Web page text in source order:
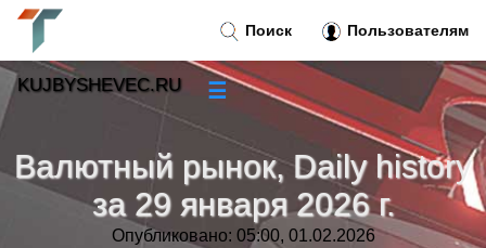
Валютный рынок, Daily history
за 29 января 2026 г.
Опубликовано: 05:00, 01.02.2026
Поиск Пользователям
KUJBYSHEVEC.RU ☰
»
Тренды новостей »
»